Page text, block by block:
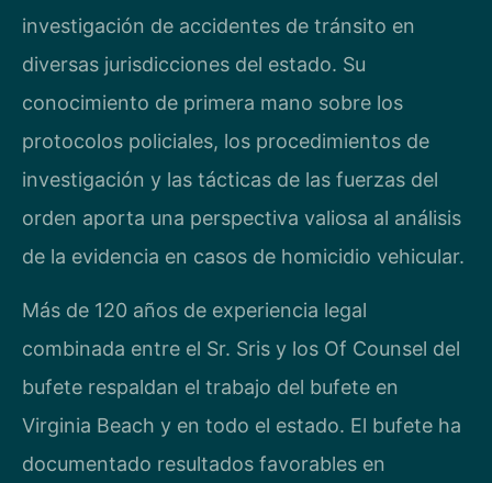
investigación de accidentes de tránsito en
diversas jurisdicciones del estado. Su
conocimiento de primera mano sobre los
protocolos policiales, los procedimientos de
investigación y las tácticas de las fuerzas del
orden aporta una perspectiva valiosa al análisis
de la evidencia en casos de homicidio vehicular.
Más de 120 años de experiencia legal
combinada entre el Sr. Sris y los Of Counsel del
bufete respaldan el trabajo del bufete en
Virginia Beach y en todo el estado. El bufete ha
documentado resultados favorables en